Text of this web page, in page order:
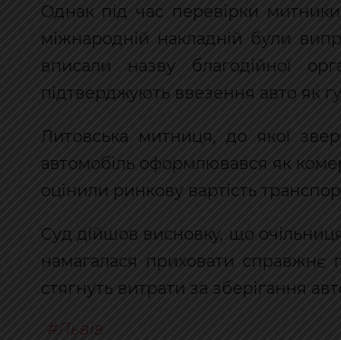
Однак під час перевірки
міжнародній накладній були
вписали назву благодійної
підтверджують ввезення авто як
Литовська митниця, до якої
автомобіль оформлювався як
оцінили ринкову вартість
Суд дійшов висновку, що
намагалася приховати справжнє
стягнуть витрати за зберігання
Львів